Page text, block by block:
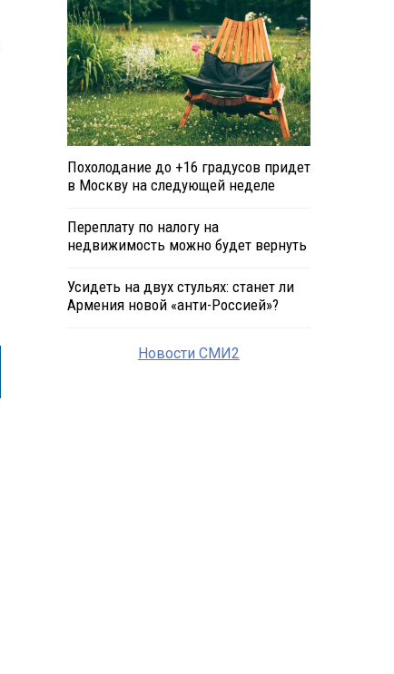
Похолодание до +16 градусов придет
в Москву на следующей неделе
Переплату по налогу на
недвижимость можно будет вернуть
Усидеть на двух стульях: станет ли
Армения новой «анти-Россией»?
Новости СМИ2